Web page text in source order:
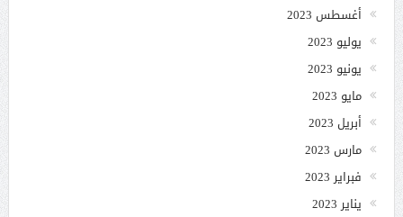
أغسطس 2023
يوليو 2023
يونيو 2023
مايو 2023
أبريل 2023
مارس 2023
فبراير 2023
يناير 2023